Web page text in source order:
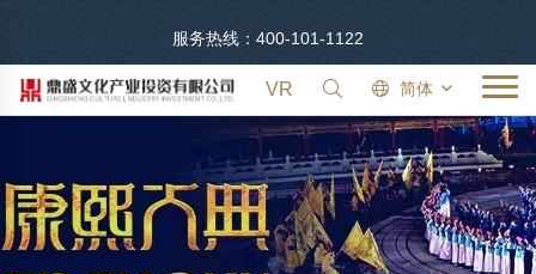
服务热线：400-101-1122
VR 简体